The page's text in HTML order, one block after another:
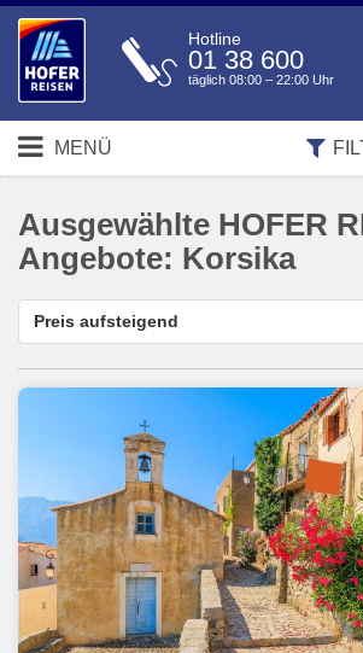
Hotline
01 38 600
täglich 08:00 – 22:00 Uhr
MENÜ
Ausgewählte HOFER
Angebote: Korsika
Preis aufsteigend